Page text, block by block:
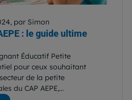
par Simon
: le guide ultime
Éducatif Petite
pour ceux souhaitant
de la petite
du CAP AEPE,...